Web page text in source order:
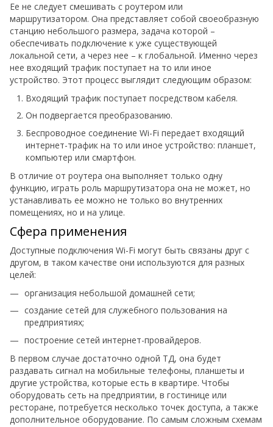
Ее не следует смешивать с роутером или
маршрутизатором. Она представляет собой своеобразную
станцию небольшого размера, задача которой –
обеспечивать подключение к уже существующей
локальной сети, а через нее – к глобальной. Именно через
нее входящий трафик поступает на то или иное
устройство. Этот процесс выглядит следующим образом:
Входящий трафик поступает посредством кабеля.
Он подвергается преобразованию.
Беспроводное соединение Wi-Fi передает входящий
интернет-трафик на то или иное устройство: планшет,
компьютер или смартфон.
В отличие от роутера она выполняет только одну
функцию, играть роль маршрутизатора она не может, но
устанавливать ее можно не только во внутренних
помещениях, но и на улице.
Сфера применения
Доступные подключения Wi-Fi могут быть связаны друг с
другом, в таком качестве они используются для разных
целей:
организация небольшой домашней сети;
создание сетей для служебного пользования на
предприятиях;
построение сетей интернет-провайдеров.
В первом случае достаточно одной ТД, она будет
раздавать сигнал на мобильные телефоны, планшеты и
другие устройства, которые есть в квартире. Чтобы
оборудовать сеть на предприятии, в гостинице или
ресторане, потребуется несколько точек доступа, а также
дополнительное оборудование. По самым сложным схемам